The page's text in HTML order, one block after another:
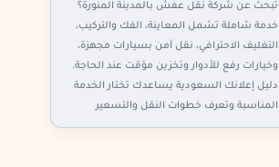
تبحث عن شركة نقل عفش بالمدينة المنورة؟
خدمة شاملة تشمل المعاينة، الفك والتركيب،
التغليف الاحترافي، نقل آمن بسيارات مجهزة،
وخيارات رفع للأدوار وتخزين مؤقت عند الحاجة.
دليل إعلانك السعودية يساعدك تختار الخدمة
المناسبة وتعرف خطوات النقل والتسعير